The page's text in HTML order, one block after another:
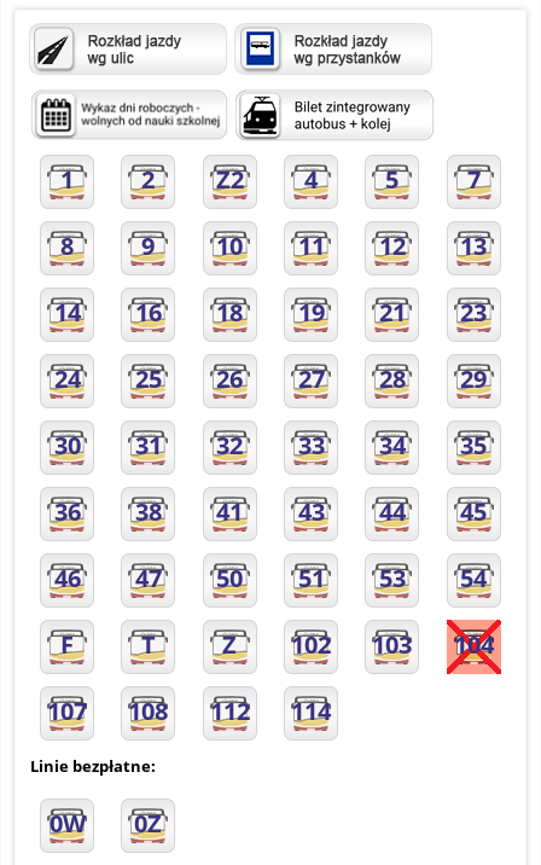
1 2 Z2 4 5 7
8 9 10 11 12 13
14 16 18 19 21 23
24 25 26 27 28 29
30 31 32 33 34 35
36 38 41 43 44 45
46 47 50 51 53 54
F T Z 102 103 104
107 108 112 114
Linie bezpłatne:
0W 0Z